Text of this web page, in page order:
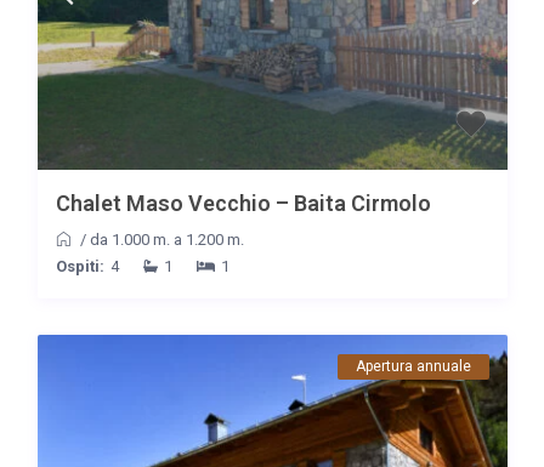
Chalet Maso Vecchio – Baita Cirmolo
/ da 1.000 m. a 1.200 m.
Ospiti: 4 1 1
Apertura annuale